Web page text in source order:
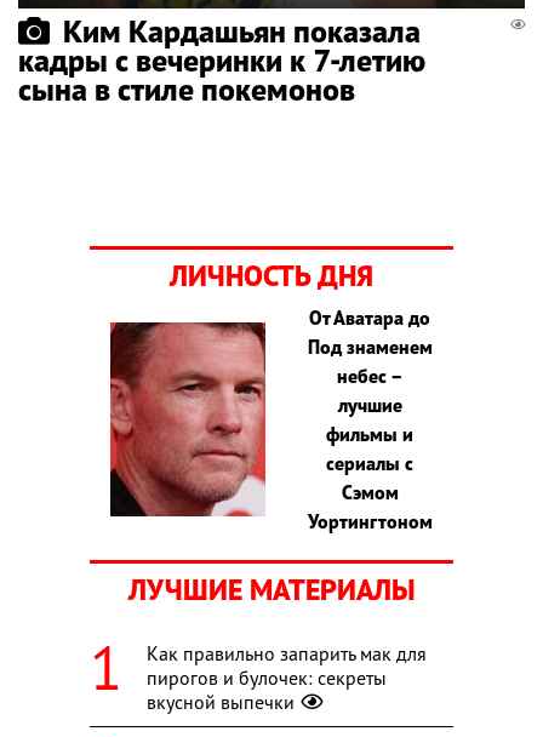
Ким Кардашьян показала
кадры с вечеринки к 7-летию
сына в стиле покемонов
ЛИЧНОСТЬ ДНЯ
От Аватара до
Под знаменем
небес –
лучшие
фильмы и
сериалы с
Сэмом
Уортингтоном
ЛУЧШИЕ МАТЕРИАЛЫ
Как правильно запарить мак для
пирогов и булочек: секреты
вкусной выпечки